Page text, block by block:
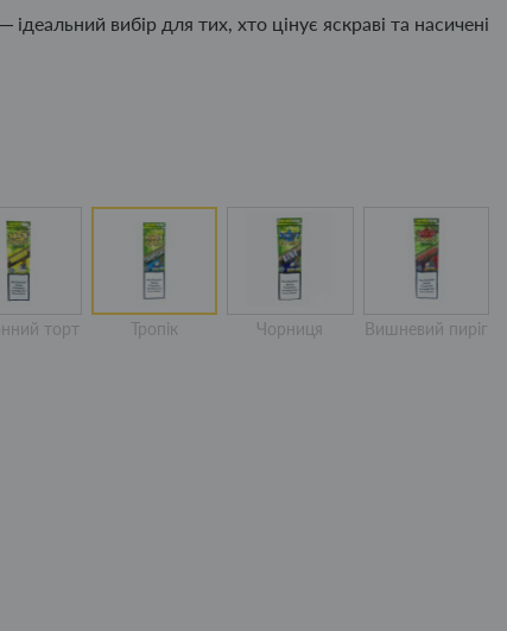
вибір для тих, хто цінує яскраві та насичені
торт Тропік Чорниця Вишневий пиріг